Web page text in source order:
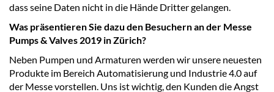
dass seine Daten nicht in die Hände Dritter gelangen.
Was präsentieren Sie dazu den Besuchern an der Messe
Pumps & Valves 2019 in Zürich?
Neben Pumpen und Armaturen werden wir unsere neuesten
Produkte im Bereich Automatisierung und Industrie 4.0 auf
der Messe vorstellen. Uns ist wichtig, den Kunden die Angst